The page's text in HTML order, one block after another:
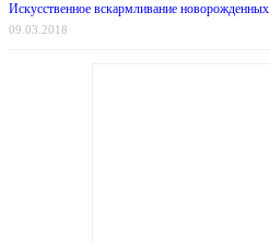
Искусственное вскармливание новорожденных
09.03.2018